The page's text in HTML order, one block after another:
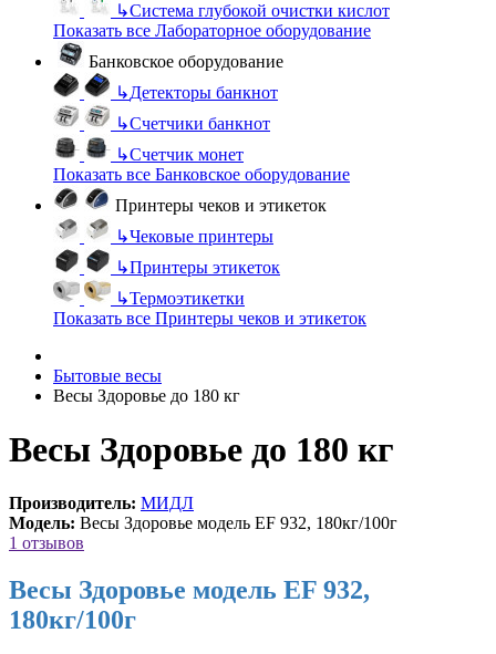
↳Система глубокой очистки кислот
Показать все Лабораторное оборудование
Банковское оборудование
↳Детекторы банкнот
↳Счетчики банкнот
↳Счетчик монет
Показать все Банковское оборудование
Принтеры чеков и этикеток
↳Чековые принтеры
↳Принтеры этикеток
↳Термоэтикетки
Показать все Принтеры чеков и этикеток
Бытовые весы
Весы Здоровье до 180 кг
Весы Здоровье до 180 кг
Производитель: МИДЛ
Модель: Весы Здоровье модель EF 932, 180кг/100г
1 отзывов
Весы Здоровье модель EF 932,
180кг/100г